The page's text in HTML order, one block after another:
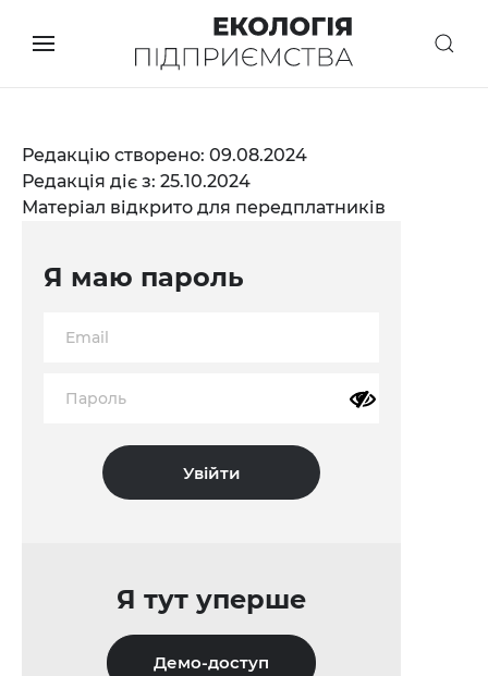
Редакцію створено: 09.08.2024
Редакція діє з: 25.10.2024
Матеріал відкрито для передплатників
Я маю пароль
Я тут уперше
Демо-доступ